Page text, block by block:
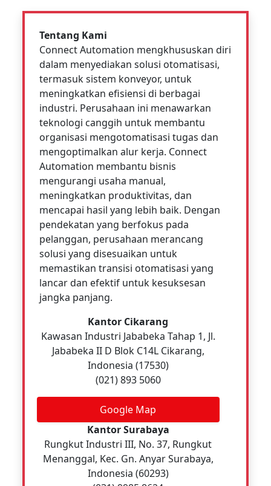
Tentang Kami
Connect Automation mengkhususkan diri
dalam menyediakan solusi otomatisasi,
termasuk sistem konveyor, untuk
meningkatkan efisiensi di berbagai
industri. Perusahaan ini menawarkan
teknologi canggih untuk membantu
organisasi mengotomatisasi tugas dan
mengoptimalkan alur kerja. Connect
Automation membantu bisnis
mengurangi usaha manual,
meningkatkan produktivitas, dan
mencapai hasil yang lebih baik. Dengan
pendekatan yang berfokus pada
pelanggan, perusahaan merancang
solusi yang disesuaikan untuk
memastikan transisi otomatisasi yang
lancar dan efektif untuk kesuksesan
jangka panjang.
Kantor Cikarang
Kawasan Industri Jababeka Tahap 1, Jl.
Jababeka II D Blok C14L Cikarang,
Indonesia (17530)
(021) 893 5060
Google Map
Kantor Surabaya
Rungkut Industri III, No. 37, Rungkut
Menanggal, Kec. Gn. Anyar Surabaya,
Indonesia (60293)